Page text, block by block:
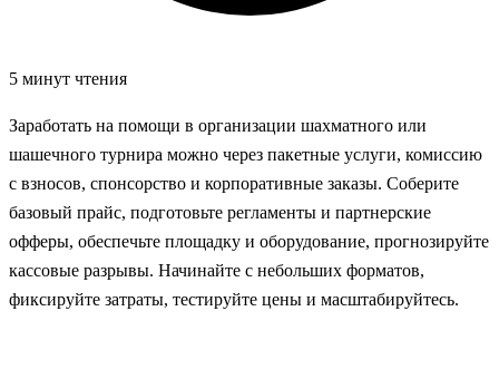
5 минут чтения
Заработать на помощи в организации шахматного или
шашечного турнира можно через пакетные услуги, комиссию
с взносов, спонсорство и корпоративные заказы. Соберите
базовый прайс, подготовьте регламенты и партнерские
офферы, обеспечьте площадку и оборудование, прогнозируйте
кассовые разрывы. Начинайте с небольших форматов,
фиксируйте затраты, тестируйте цены и масштабируйтесь.